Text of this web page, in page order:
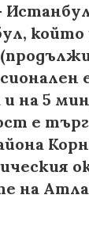
на 5
е
на